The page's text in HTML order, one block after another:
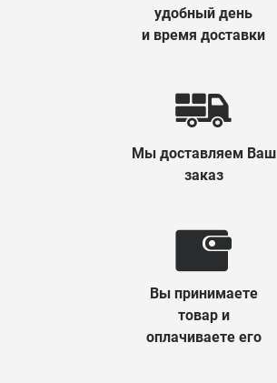
удобный день
и время доставки
Мы доставляем Ваш
заказ
Вы принимаете
товар и
оплачиваете его